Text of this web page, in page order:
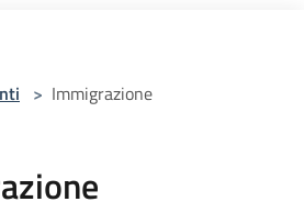
> Immigrazione